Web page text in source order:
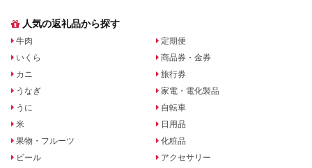
人気の返礼品から探す
牛肉
いくら
カニ
うなぎ
うに
米
果物・フルーツ
ビール
定期便
商品券・金券
旅行券
家電・電化製品
自転車
日用品
化粧品
アクセサリー